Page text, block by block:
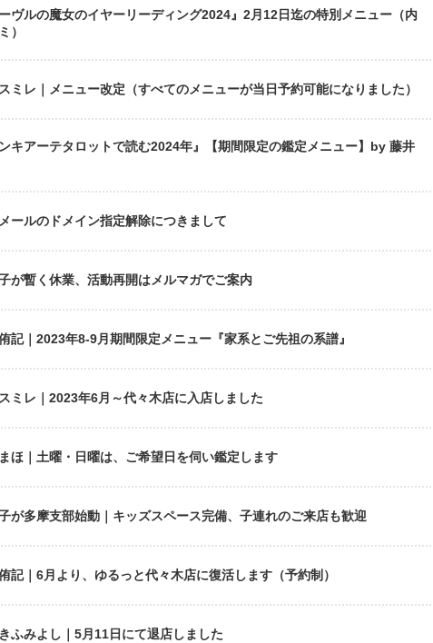
ーヴルの魔女のイヤーリーディング2024』2月12日迄の特別メニュー（内
）
ミレ｜メニュー改定（すべてのメニューが当日予約可能になりました）
ンキアーテタロットで読む2024年』【期間限定の鑑定メニュー】by 藤井
ールのドメイン指定解除につきまして
が暫く休業、活動再開はメルマガでご案内
記｜2023年8-9月期間限定メニュー『家系とご先祖の系譜』
ミレ｜2023年6月～代々木店に入店しました
ほ｜土曜・日曜は、ご希望日を伺い鑑定します
が多摩支部始動｜キッズスペース完備、子連れのご来店も歓迎
記｜6月より、ゆるっと代々木店に復活します（予約制）
ふみよし｜5月11日にて退店しました